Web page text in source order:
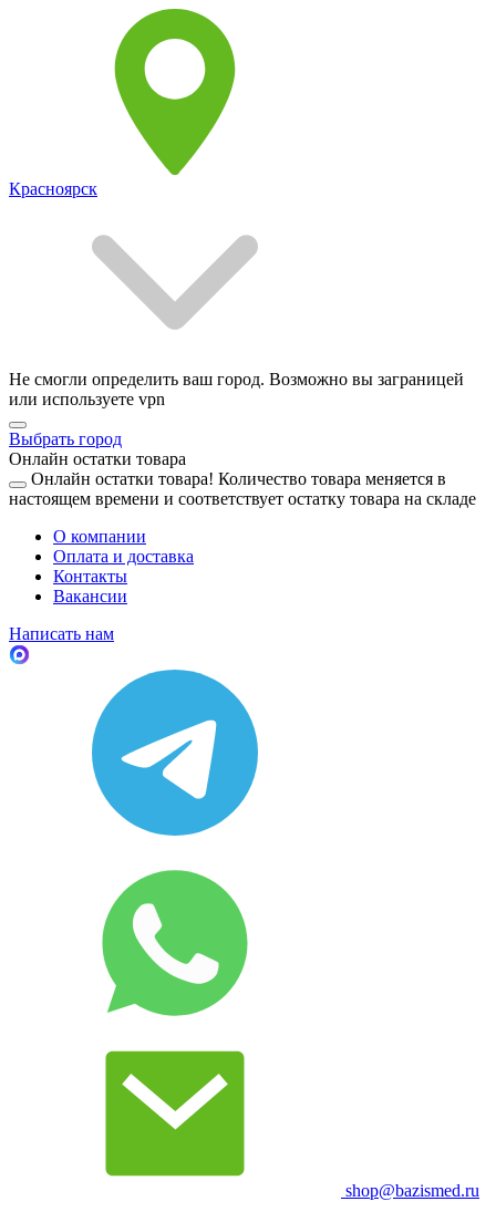
Красноярск
Не смогли определить ваш город. Возможно вы заграницей
или используете vpn
Выбрать город
Онлайн остатки товара
Онлайн остатки товара! Количество товара меняется в
настоящем времени и соответствует остатку товара на складе
О компании
Оплата и доставка
Контакты
Вакансии
Написать нам
shop@bazismed.ru